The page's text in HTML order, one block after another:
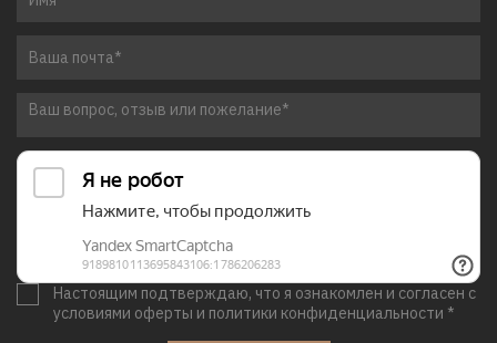
Настоящим подтверждаю, что я ознакомлен и согласен с
условиями оферты и политики конфиденциальности *